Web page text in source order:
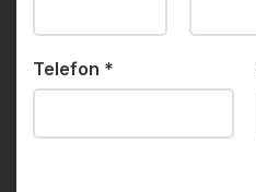
Telefon *